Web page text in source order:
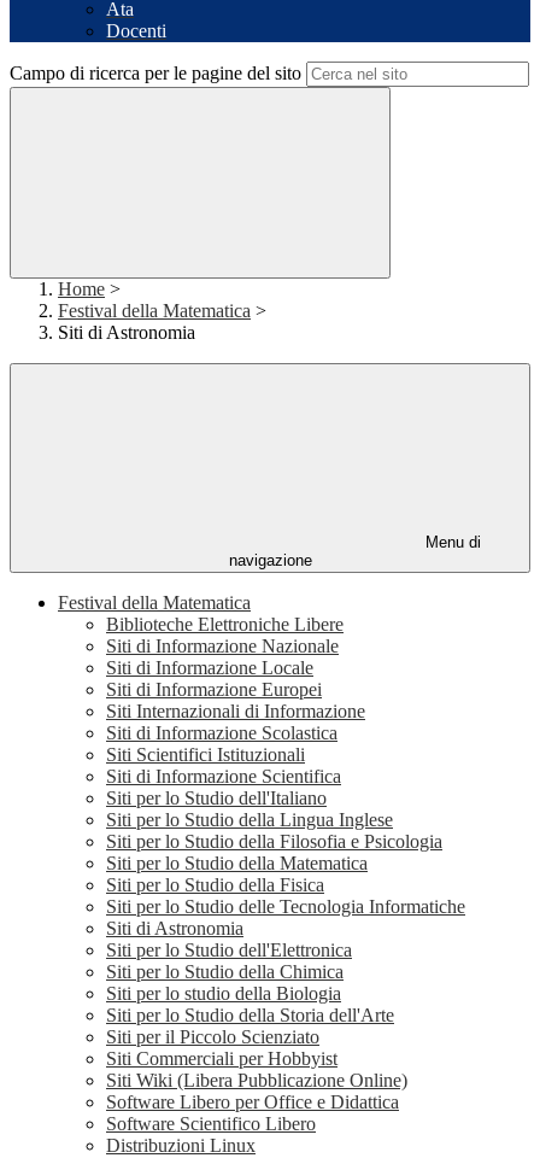
Ata
Docenti
Campo di ricerca per le pagine del sito
Home >
Festival della Matematica >
Siti di Astronomia
Menu di
navigazione
Festival della Matematica
Biblioteche Elettroniche Libere
Siti di Informazione Nazionale
Siti di Informazione Locale
Siti di Informazione Europei
Siti Internazionali di Informazione
Siti di Informazione Scolastica
Siti Scientifici Istituzionali
Siti di Informazione Scientifica
Siti per lo Studio dell'Italiano
Siti per lo Studio della Lingua Inglese
Siti per lo Studio della Filosofia e Psicologia
Siti per lo Studio della Matematica
Siti per lo Studio della Fisica
Siti per lo Studio delle Tecnologia Informatiche
Siti di Astronomia
Siti per lo Studio dell'Elettronica
Siti per lo Studio della Chimica
Siti per lo studio della Biologia
Siti per lo Studio della Storia dell'Arte
Siti per il Piccolo Scienziato
Siti Commerciali per Hobbyist
Siti Wiki (Libera Pubblicazione Online)
Software Libero per Office e Didattica
Software Scientifico Libero
Distribuzioni Linux